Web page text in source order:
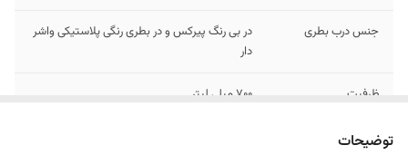
جنس درب بطری
در بی رنگ پیرکس و در بطری رنگی پلاستیکی واشر
دار
ظرفیت 700 میلی لیتر
توضیحات